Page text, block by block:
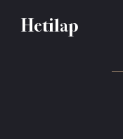
Hetilap